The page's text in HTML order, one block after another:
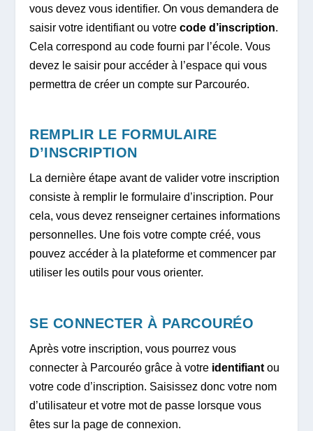
vous devez vous identifier. On vous demandera de
saisir votre identifiant ou votrecode d’inscription.
Cela correspond au code fourni par l’école. Vous
devez le saisir pour accéder à l’espace qui vous
permettra de créer un compte sur Parcouréo.
REMPLIR LE FORMULAIRE
D’INSCRIPTION
La dernière étape avant de valider votre inscription
consiste à remplir le formulaire d’inscription. Pour
cela, vous devez renseigner certaines informations
personnelles. Une fois votre compte créé, vous
pouvez accéder à la plateforme et commencer par
utiliser les outils pour vous orienter.
SE CONNECTER À PARCOURÉO
Après votre inscription, vous pourrez vous
connecter à Parcouréo grâce à votre identifiant ou
votre code d’inscription. Saisissez donc votre nom
d’utilisateur et votre mot de passe lorsque vous
êtes sur la page de connexion.